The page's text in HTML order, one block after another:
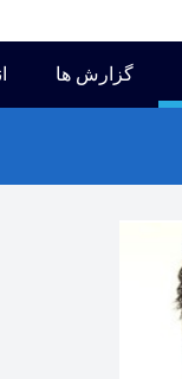
گزارش ها